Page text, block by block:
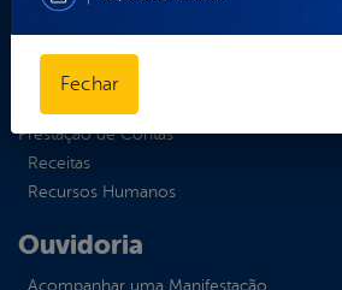
Obras Públicas
Prestação de Contas
Receitas
Recursos Humanos
Ouvidoria
Acompanhar uma Manifestação
Fechar